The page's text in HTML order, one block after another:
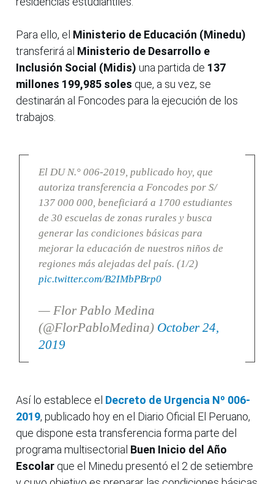
Para ello, el Ministerio de Educación (Minedu)
transferirá al Ministerio de Desarrollo e
Inclusión Social (Midis) una partida de 137
millones 199,985 soles que, a su vez, se
destinarán al Foncodes para la ejecución de los
trabajos.
El DU N.° 006-2019, publicado hoy, que
autoriza transferencia a Foncodes por S/
137 000 000, beneficiará a 1700 estudiantes
de 30 escuelas de zonas rurales y busca
generar las condiciones básicas para
mejorar la educación de nuestros niños de
regiones más alejadas del país. (1/2)
pic.twitter.com/B2IMbPBrp0
— Flor Pablo Medina
(@FlorPabloMedina) October 24,
2019
Así lo establece el Decreto de Urgencia Nº 006-
2019, publicado hoy en el Diario Oficial El Peruano,
que dispone esta transferencia forma parte del
programa multisectorial Buen Inicio del Año
Escolar que el Minedu presentó el 2 de setiembre